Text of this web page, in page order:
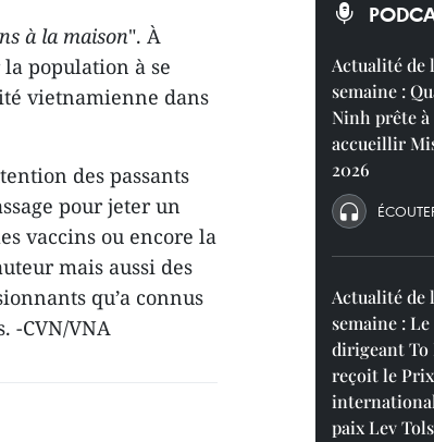
à la maison". À
population à se
vietnamienne dans
des passants
pour jeter un
vaccins ou encore la
mais aussi des
qu’a connus
-CVN/VNA
Actualité de
semaine :
Ninh prête à
accueillir
2026
Actualité de
semaine : Le
dirigeant To
reçoit le Prix
paix Lev